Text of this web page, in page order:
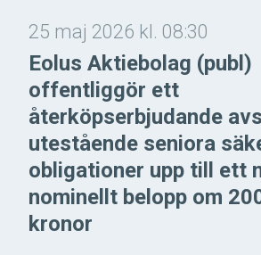
25 maj 2026 kl. 08:30
Eolus Aktiebolag (publ)
offentliggör ett
återköpserbjudande
utestående seniora
obligationer upp till ett
nominellt belopp om
kronor